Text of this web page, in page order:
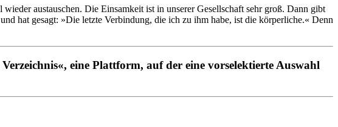
austauschen. Die Einsamkeit ist in unserer Gesellschaft sehr groß. Dann gibt
hat gesagt: »Die letzte Verbindung, die ich zu ihm habe, ist die körperliche.« Denn
eine Plattform, auf der eine vorselektierte Auswahl